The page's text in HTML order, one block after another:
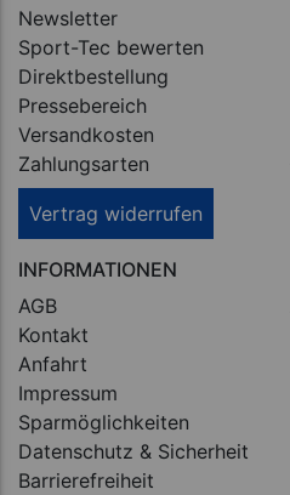
Newsletter
Sport-Tec bewerten
Direktbestellung
Pressebereich
Versandkosten
Zahlungsarten
Vertrag widerrufen
INFORMATIONEN
AGB
Kontakt
Anfahrt
Impressum
Sparmöglichkeiten
Datenschutz & Sicherheit
Barrierefreiheit